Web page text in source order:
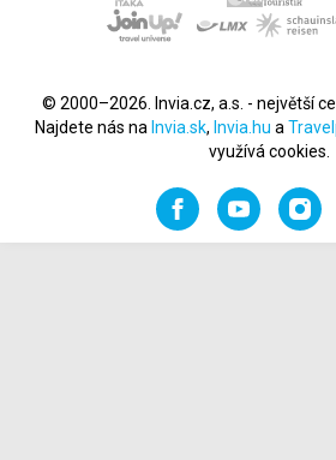
© 2000–2026. Invia.cz, a.s. - největší
Najdete nás na Invia.sk, Invia.hu a
využívá cookies.
FacebookYouTube